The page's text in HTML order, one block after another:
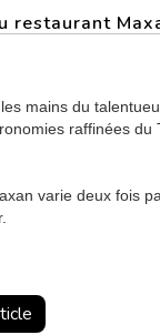
restaurant
mains du
raffinées
varie deux fois